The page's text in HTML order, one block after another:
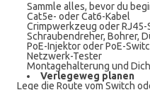
Sammle alles, bevor du
Cat5e- oder Cat6-Kabel
Crimpwerkzeug oder RJ45-
Schraubendreher, Bohrer,
PoE-Injektor oder PoE-
Netzwerk-Tester
Montagehalterung und
Verlegeweg planen
Lege die Route vom Switch